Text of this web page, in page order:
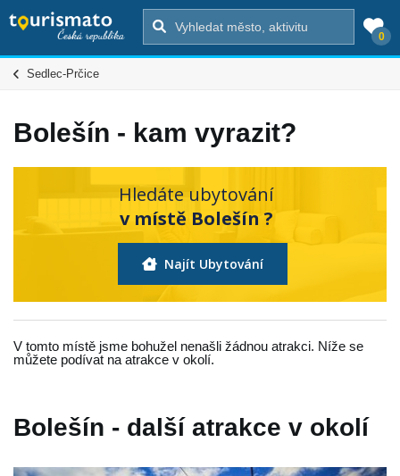
0
Sedlec-Prčice
Bolešín - kam vyrazit?
Hledáte ubytování
v místě Bolešín ?
Najít Ubytování
V tomto místě jsme bohužel nenašli žádnou atrakci. Níže se
můžete podívat na atrakce v okolí.
Bolešín - další atrakce v okolí